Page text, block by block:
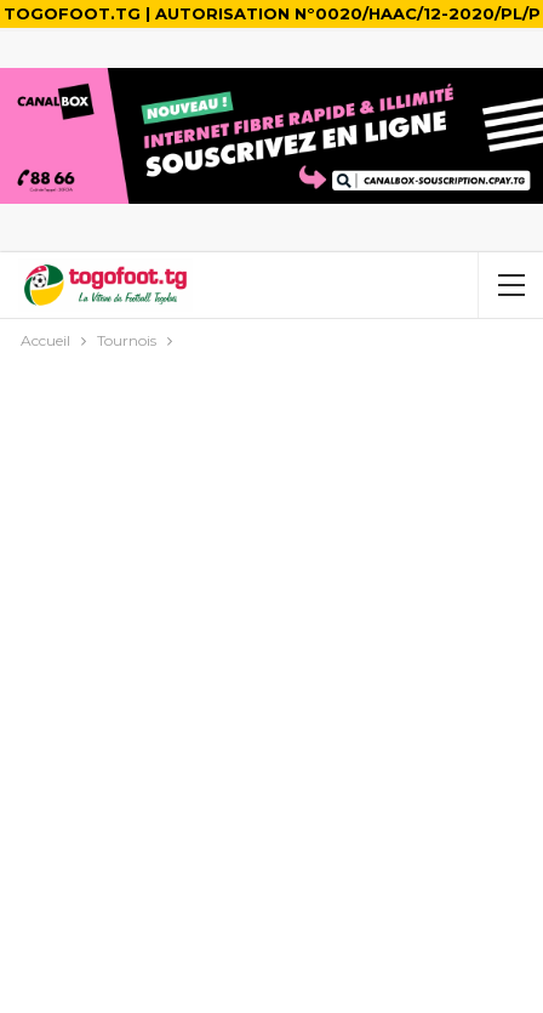
TOGOFOOT.TG | AUTORISATION N°0020/HAAC/12-2020/PL/P
Accueil Tournois